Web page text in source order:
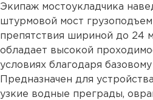
Экипаж мостоукладчика
штурмовой мост
препятствия шириной до 24
обладает высокой
условиях благодаря
Предназначен для
узкие водные преграды,